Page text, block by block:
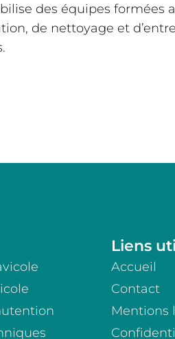
des équipes formées
de nettoyage et
Liens
Accueil
Contact
Mentions